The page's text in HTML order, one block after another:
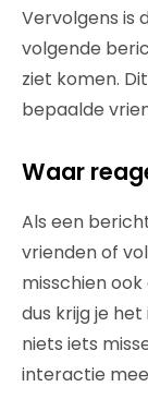
Vervolgens is
volgende
ziet komen.
bepaalde
Waar
Als een
vrienden of
misschien
dus krijg je
niets iets
interactie